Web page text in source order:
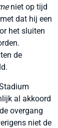
niet op tijd
dat hij een
het sluiten
de
al akkoord
overgang
niet de